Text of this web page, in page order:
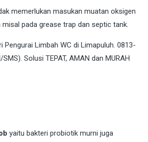
memerlukan masukan muatan oksigen
misal pada grease trap dan septic tank.
yaitu bakteri probiotik murni juga